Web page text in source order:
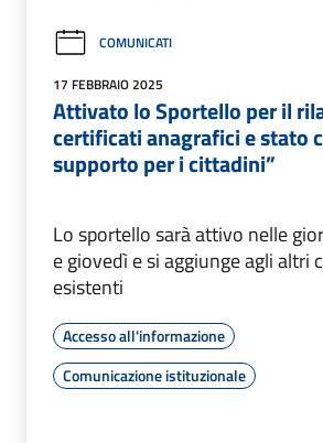
COMUNICATI
17 FEBBRAIO 2025
Attivato lo Sportello per il
certificati anagrafici e stato
supporto per i cittadini”
Lo sportello sarà attivo nelle
e giovedì e si aggiunge agli altri
esistenti
Accesso all'informazione
Comunicazione istituzionale